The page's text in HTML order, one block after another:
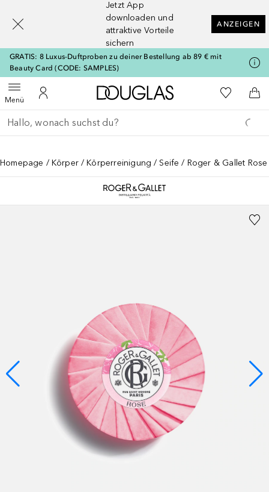
Jetzt App
downloaden und
attraktive Vorteile
sichern
ANZEIGEN
GRATIS: 8 Luxus-Duftproben zu deiner Bestellung ab 89 € mit
Beauty Card (CODE: SAMPLES)
MenüMenü öffnenZu Meinem Kundenkonto
Zur Douglas Startseite
Zu Meiner
Gehe zurück
Suche ausführen
Homepage Körper Körperreinigung Seife Roger & Gallet
[navigation.slideout.screenreader]